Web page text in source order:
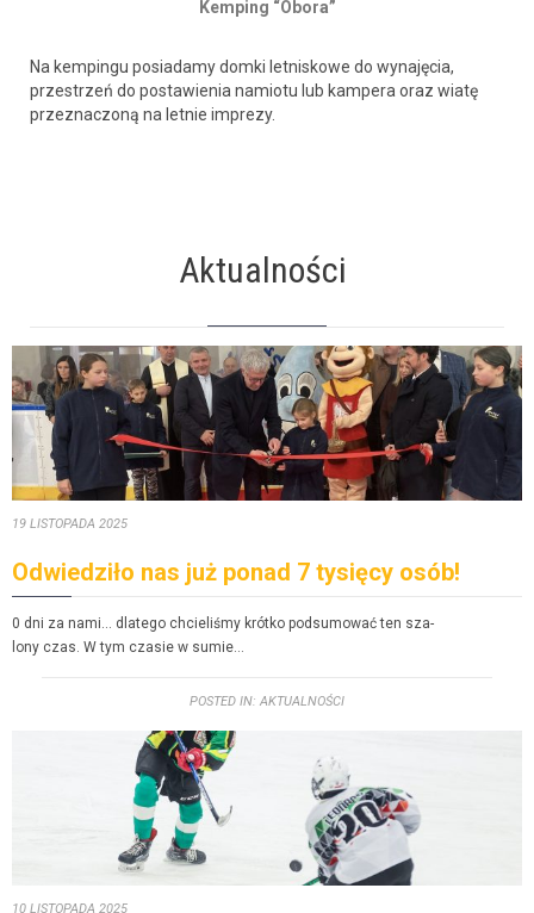
Kemp­ing “Obo­ra”
Na kempin­gu posi­adamy dom­ki let­niskowe do wyna­ję­cia,
przestrzeń do postaw­ienia namio­tu lub kam­pera oraz wiatę
przez­nac­zoną na let­nie imprezy.
Aktualności
19 LISTOPA­DA 2025
Odwiedziło nas już ponad 7 tysięcy osób!
0 dni za nami… dlat­ego chcieliśmy krótko pod­sumować ten sza­
lony czas. W tym cza­sie w sumie…
POST­ED IN: AKTU­AL­NOŚ­CI
10 LISTOPA­DA 2025